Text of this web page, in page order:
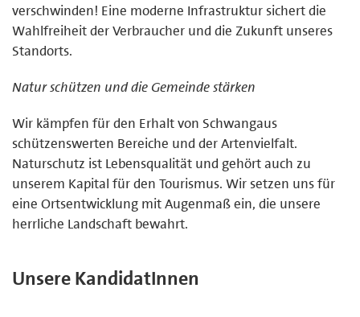
verschwinden! Eine moderne Infrastruktur sichert die
Wahlfreiheit der Verbraucher und die Zukunft unseres
Standorts.
Natur schützen und die Gemeinde stärken
Wir kämpfen für den Erhalt von Schwangaus
schützenswerten Bereiche und der Artenvielfalt.
Naturschutz ist Lebensqualität und gehört auch zu
unserem Kapital für den Tourismus. Wir setzen uns für
eine Ortsentwicklung mit Augenmaß ein, die unsere
herrliche Landschaft bewahrt.
Unsere KandidatInnen